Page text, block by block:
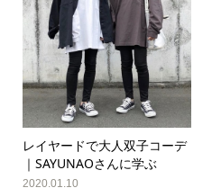
レイヤードで大人双子コーデ
｜SAYUNAOさんに学ぶ
2020.01.10